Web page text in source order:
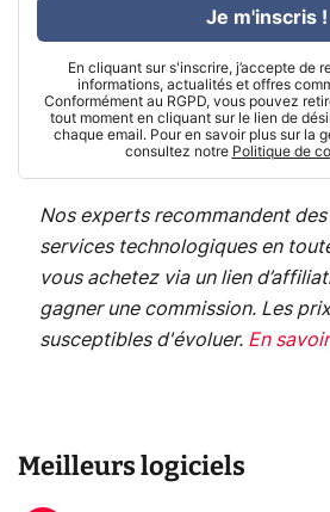
En cliquant sur s'inscrire, j’accepte de
informations, actualités et offres
Conformément au RGPD, vous pouvez
tout moment en cliquant sur le lien de
chaque email. Pour en savoir plus sur la
consultez notre Politique de
Je m'inscris !
Nos experts recommandent
services technologiques en
vous achetez via un lien
gagner une commission. Les
susceptibles d'évoluer. En
Meilleurs logiciels